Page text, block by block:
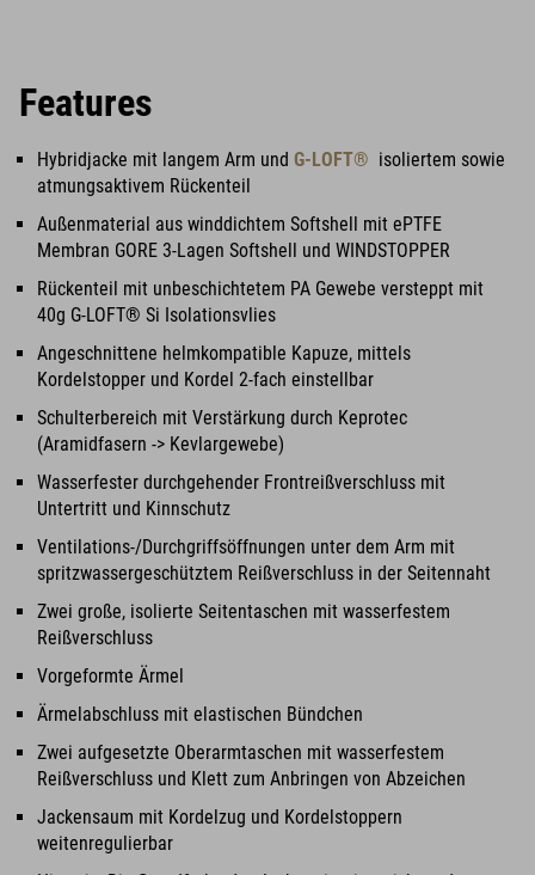
Features
Hybridjacke mit langem Arm und G-LOFT® isoliertem sowie
atmungsaktivem Rückenteil
Außenmaterial aus winddichtem Softshell mit ePTFE
Membran GORE 3-Lagen Softshell und WINDSTOPPER
Rückenteil mit unbeschichtetem PA Gewebe versteppt mit
40g G-LOFT® Si Isolationsvlies
Angeschnittene helmkompatible Kapuze, mittels
Kordelstopper und Kordel 2-fach einstellbar
Schulterbereich mit Verstärkung durch Keprotec
(Aramidfasern -> Kevlargewebe)
Wasserfester durchgehender Frontreißverschluss mit
Untertritt und Kinnschutz
Ventilations-/Durchgriffsöffnungen unter dem Arm mit
spritzwassergeschütztem Reißverschluss in der Seitennaht
Zwei große, isolierte Seitentaschen mit wasserfestem
Reißverschluss
Vorgeformte Ärmel
Ärmelabschluss mit elastischen Bündchen
Zwei aufgesetzte Oberarmtaschen mit wasserfestem
Reißverschluss und Klett zum Anbringen von Abzeichen
Jackensaum mit Kordelzug und Kordelstoppern
weitenregulierbar